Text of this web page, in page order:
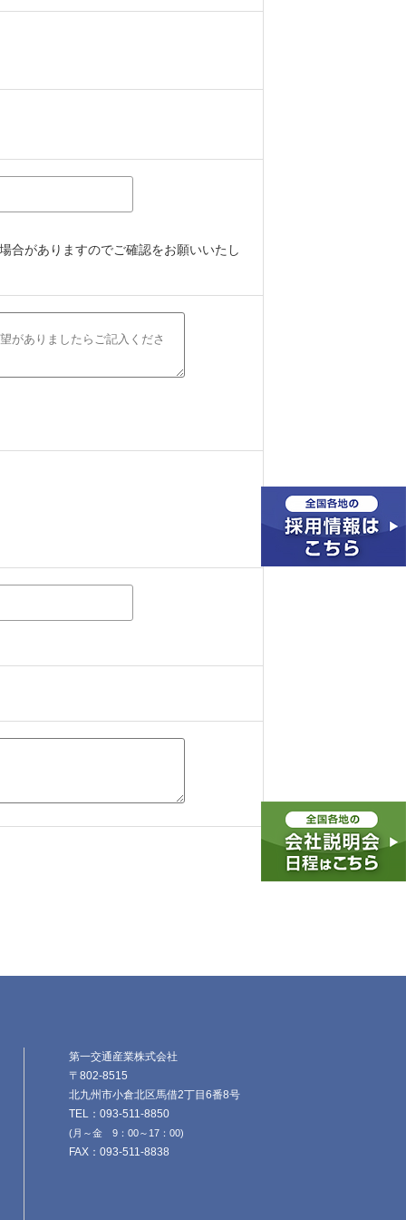
合がありますのでご確認をお願いいたし
第一交通産業株式会社
〒802-8515
北九州市小倉北区馬借2丁目6番8号
TEL：093-511-8850
(月～金 9：00～17：00)
FAX：093-511-8838